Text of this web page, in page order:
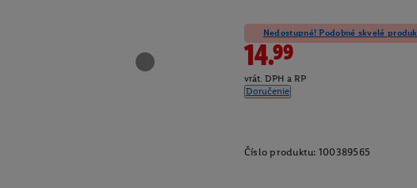
Nedostupné! Podobné skvelé
14.99
vrát. DPH a RP
Doručenie
Číslo produktu: 100389565